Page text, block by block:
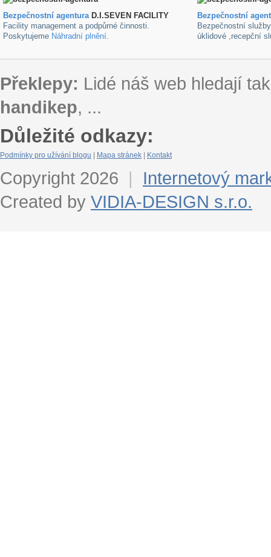
Bezpečnostní agenturaD.I.SEVEN FACILITY
Facility management a podpůrné činnosti.
Poskytujeme Náhradní plnění.
Bezpečnostní
Bezpečnostní
úklidové ,recepční
Překlepy: Lidé náš web hledají
handikep, ...
Důležité odkazy:
Podmínky pro užívání blogu Mapa stránek Kontakt
Copyright 2026 |
Internetový
Created by VIDIA-DESIGN s.r.o.